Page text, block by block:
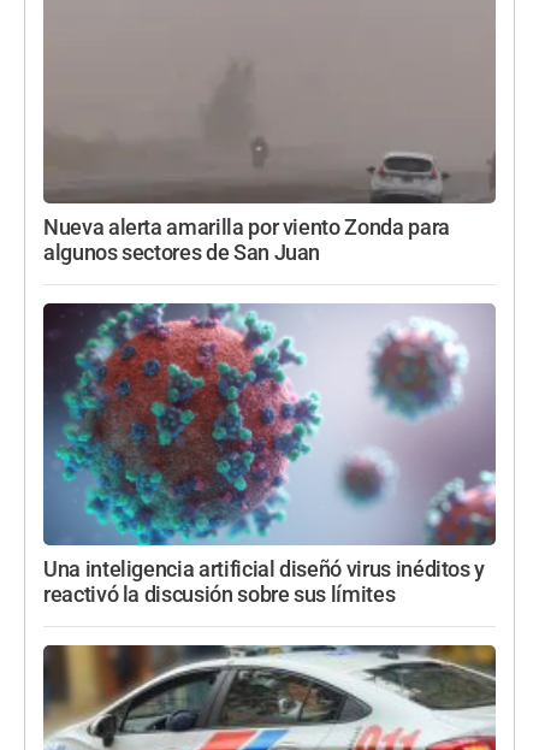
Nueva alerta amarilla por viento Zonda para
algunos sectores de San Juan
Una inteligencia artificial diseñó virus inéditos y
reactivó la discusión sobre sus límites